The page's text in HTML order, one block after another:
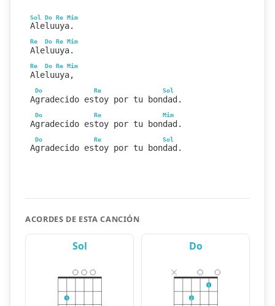
Sol Do Re Mim
Aleluuya.
Re Do Re Mim
Aleluuya.
Re Do Re Mim
Aleluuya,
Do Re Sol
Agradecido estoy por tu bondad.
Do Re Mim
Agradecido estoy por tu bondad.
Do Re Sol
Agradecido estoy por tu bondad.
ACORDES DE ESTA CANCIÓN
Sol
1
Do
2
1